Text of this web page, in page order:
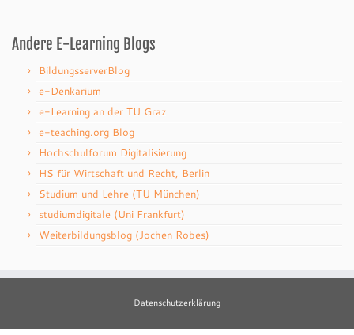
Andere E-Learning Blogs
BildungsserverBlog
e-Denkarium
e-Learning an der TU Graz
e-teaching.org Blog
Hochschulforum Digitalisierung
HS für Wirtschaft und Recht, Berlin
Studium und Lehre (TU München)
studiumdigitale (Uni Frankfurt)
Weiterbildungsblog (Jochen Robes)
Datenschutzerklärung